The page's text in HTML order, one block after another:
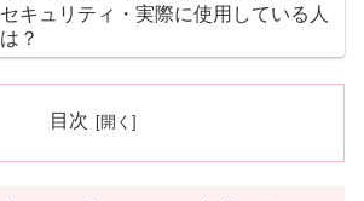
セキュリティ・実際に使用している人
は？
目次